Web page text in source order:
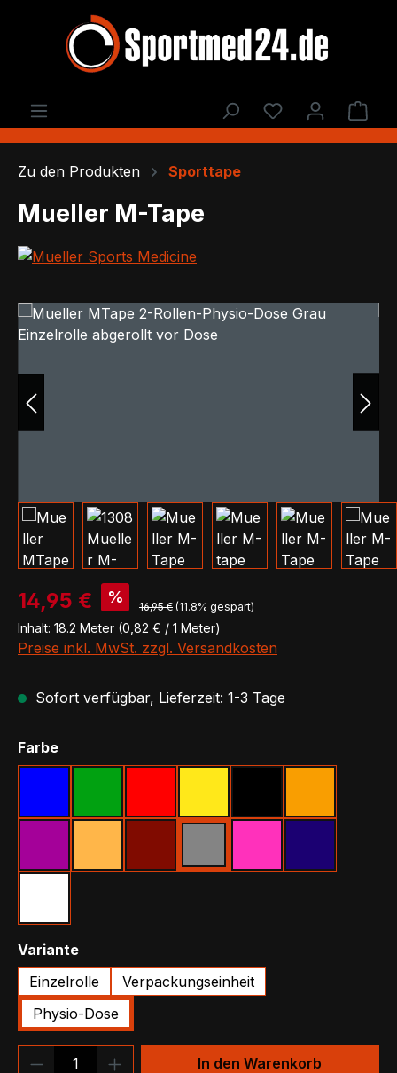
Zum Hauptinhalt springen
Du hast 0
Zu den Produkten Sporttape
Mueller M-Tape
Bildergalerie überspringen
Verkaufspreis:
14,95 € % Regulärer Preis:
16,95 € (11.8% gespart)
Inhalt: 18.2 Meter (0,82 € / 1 Meter)
Preise inkl. MwSt. zzgl. Versandkosten
Sofort verfügbar, Lieferzeit: 1-3 Tage
Farbeauswählen
Varianteauswählen
Einzelrolle
Verpackungseinheit
Physio-Dose
Produkt Anzahl: Gib denIn den Warenkorb